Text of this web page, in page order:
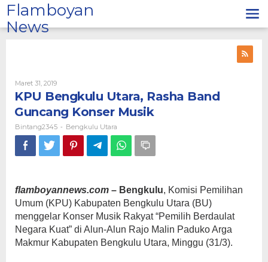
Lewati
ke
konten
Flamboyan
News
Maret 31, 2019Oleh
Bintang2345
KPU Bengkulu Utara, Rasha Band
Guncang Konser Musik
Bintang2345 - Bengkulu Utara
flamboyannews.com – Bengkulu, Komisi Pemilihan
Umum (KPU) Kabupaten Bengkulu Utara (BU)
menggelar Konser Musik Rakyat “Pemilih Berdaulat
Negara Kuat” di Alun-Alun Rajo Malin Paduko Arga
Makmur Kabupaten Bengkulu Utara, Minggu (31/3).